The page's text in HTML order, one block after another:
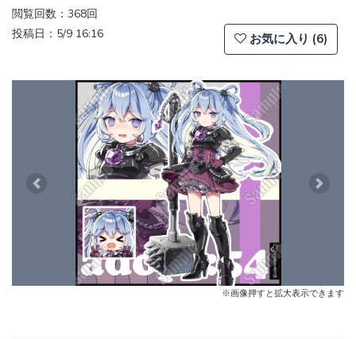
閲覧回数：368回
投稿日：5/9 16:16
お気に入り (6)
Previous Next
※画像押すと拡大表示できます